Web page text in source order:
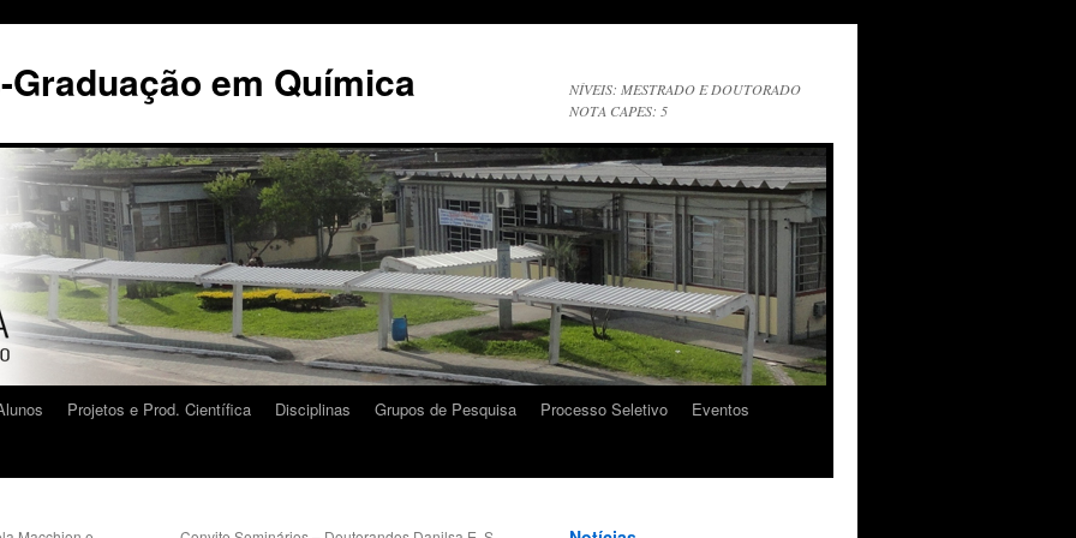
em Química
NÍVEIS: MESTRADO E DOUTORADO
NOTA CAPES: 5
Projetos e Prod. Científica Disciplinas Grupos de Pesquisa Processo Seletivo
Eventos